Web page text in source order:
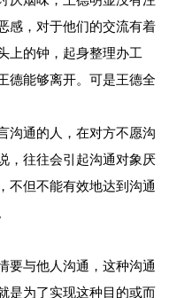
感，对于他们的交流有着
上的钟，起身整理办工
德能够离开。可是王德全
沟通的人，在对方不愿沟
，往往会引起沟通对象厌
不但不能有效地达到沟通
要与他人沟通，这种沟通
是为了实现这种目的或而